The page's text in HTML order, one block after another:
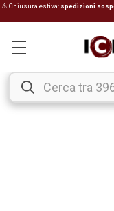
⚠ Chiusura estiva: spedizioni